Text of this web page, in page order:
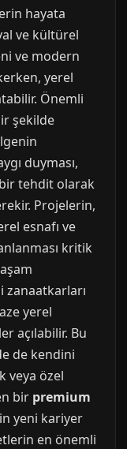
hayata
ve kültürel
ve modern
yerel
Önemli
şekilde
duyması,
tehdit olarak
Projelerin,
esnafı ve
kritik
zanaatkarları
yerel
açılabilir. Bu
de kendini
veya özel
bir premium
yeni kariyer
en önemli